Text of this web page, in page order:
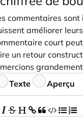
commentaires
améliorer
court
un retour
Texte Aperçu